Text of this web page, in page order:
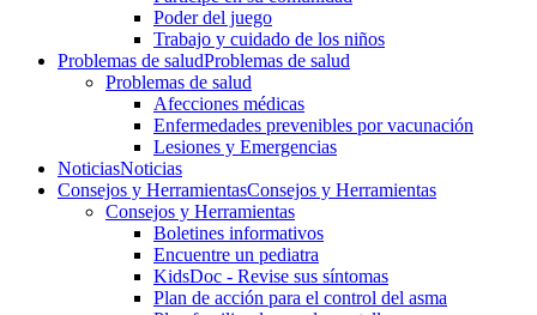
Poder del juego
Trabajo y cuidado de los niños
Problemas de saludProblemas de salud
Problemas de salud
Afecciones médicas
Enfermedades prevenibles por vacunación
Lesiones y Emergencias
NoticiasNoticias
Consejos y HerramientasConsejos y Herramientas
Consejos y Herramientas
Boletines informativos
Encuentre un pediatra
KidsDoc - Revise sus síntomas
Plan de acción para el control del asma